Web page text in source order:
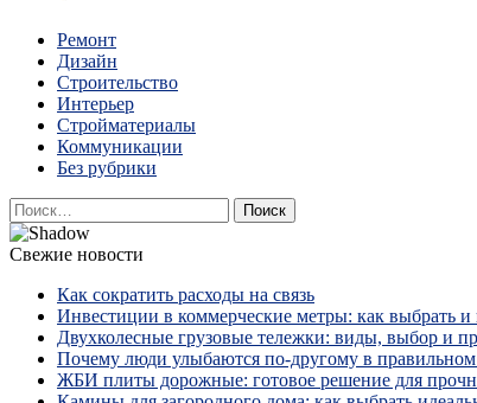
Строительство и ремонт
Квартиры и дома, в которых живут разные люди, очень
Ремонт
Дизайн
Строительство
Интерьер
Стройматериалы
Коммуникации
Без рубрики
Найти:
Свежие новости
Как сократить расходы на связь
Инвестиции в коммерческие метры: как выбрать
Двухколесные грузовые тележки: виды, выбор и
Почему люди улыбаются по‑другому в правильном
ЖБИ плиты дорожные: готовое решение для